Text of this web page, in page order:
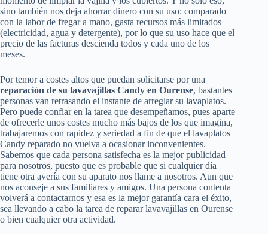
sino también nos deja ahorrar dinero con su uso: comparado
con la labor de fregar a mano, gasta recursos más limitados
(electricidad, agua y detergente), por lo que su uso hace que el
precio de las facturas descienda todos y cada uno de los
meses.
Por temor a costes altos que puedan solicitarse por una
reparación de su lavavajillas Candy en Ourense, bastantes
personas van retrasando el instante de arreglar su lavaplatos.
Pero puede confiar en la tarea que desempeñamos, pues aparte
de ofrecerle unos costes mucho más bajos de los que imagina,
trabajaremos con rapidez y seriedad a fin de que el lavaplatos
Candy reparado no vuelva a ocasionar inconvenientes.
Sabemos que cada persona satisfecha es la mejor publicidad
para nosotros, puesto que es probable que si cualquier día
tiene otra avería con su aparato nos llame a nosotros. Aun que
nos aconseje a sus familiares y amigos. Una persona contenta
volverá a contactarnos y esa es la mejor garantía cara el éxito,
sea llevando a cabo la tarea de reparar lavavajillas en Ourense
o bien cualquier otra actividad.